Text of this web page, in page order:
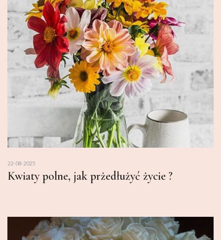
22-08-2025
Kwiaty polne, jak prżedłużyć życie ?